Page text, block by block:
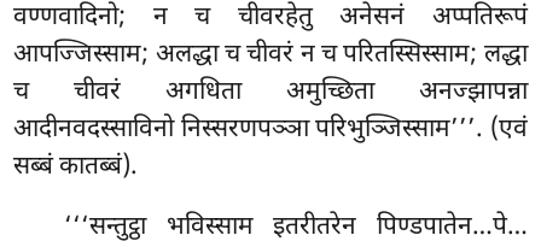
वण्णवादिनो; न च चीवरहेतु अनेसनं अप्पतिरूपं
आपज्जिस्साम; अलद्धा च चीवरं न च परितस्सिस्साम; लद्धा
च चीवरं अगधिता अमुच्छिता अनज्झापन्ना
आदीनवदस्साविनो निस्सरणपञ्ञा परिभुञ्जिस्साम’’’. (एवं
सब्बं कातब्बं).
‘‘‘सन्तुट्ठा भविस्साम इतरीतरेन पिण्डपातेन…पे…